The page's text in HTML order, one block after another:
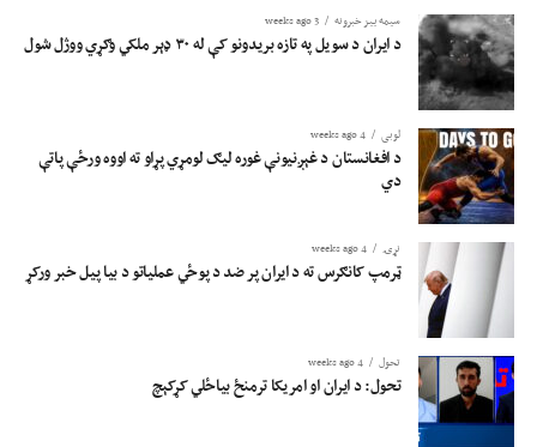
سیمه ییز خبرونه 3 weeks ago
د ایران د سویل په تازه بریدونو کې له ۳۰ ډېر ملکي وګړي ووژل شول
لوبی 4 weeks ago
د افغانستان د غېږنیونې غوره لیګ لومړي پړاو ته اووه ورځې پاتې
دي
نړۍ 4 weeks ago
ټرمپ کانګرس ته د ایران پر ضد د پوځي عملیاتو د بیا پیل خبر ورکړ
تحول 4 weeks ago
تحول: د ایران او امریکا ترمنځ بیاځلي کړکېچ